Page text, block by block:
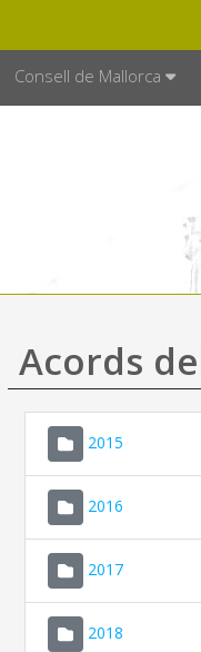
Consell de Mallorca
Acords
2015
2016
2017
2018